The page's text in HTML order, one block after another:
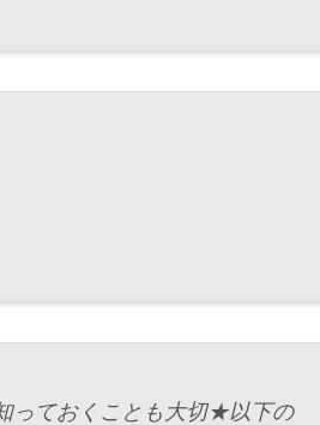
っておくことも大切★以下の